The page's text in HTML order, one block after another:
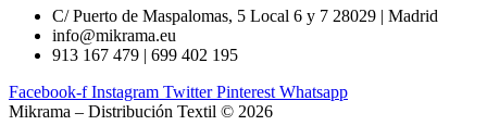
C/ Puerto de Maspalomas, 5 Local 6 y 7 28029 | Madrid
info@mikrama.eu
913 167 479 | 699 402 195
Facebook-f Instagram Twitter Pinterest Whatsapp
Mikrama – Distribución Textil © 2026